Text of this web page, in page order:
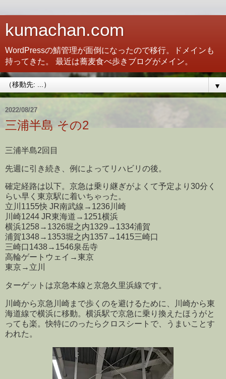
kumachan.com
WordPressの鯖管理が面倒になったので移行。ドメインも
持ってきた。 最近は蕎麦食べ歩きブログがメイン。
▼
2022/08/27
三浦半島 その2
三浦半島2回目
先週に引き続き、例によってリハビリの後。
確定経路は以下。京急は乗り継ぎがよくて予定より30分く
らい早く東京駅に着いちゃった。
立川1155快 JR南武線→1236川崎
川崎1244 JR東海道→1251横浜
横浜1258→1326堀之内1329→1334浦賀
浦賀1348→1353堀之内1357→1415三崎口
三崎口1438→1546泉岳寺
高輪ゲートウェイ→東京
東京→立川
ターゲットは京急本線と京急久里浜線です。
川崎から京急川崎まで歩くのを避けるために、川崎から東
海道線で横浜に移動。横浜駅で京急に乗り換えたほうがと
っても楽。快特にのったらクロスシートで、うまいことす
われた。